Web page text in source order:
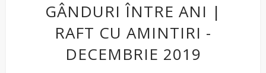
GÂNDURI ÎNTRE ANI |
RAFT CU AMINTIRI -
DECEMBRIE 2019